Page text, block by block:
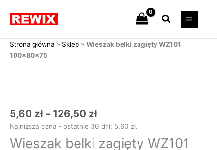
treści
Szukaj
Strona główna » Sklep » Wieszak belki zagięty WZ101
100x80x75
5,60 zł – 126,50 złdo
126,50 zł
Najniższa cena - ostatnie 30 dni: 5,60 zł.
Wieszak belki zagięty WZ101
WZ101